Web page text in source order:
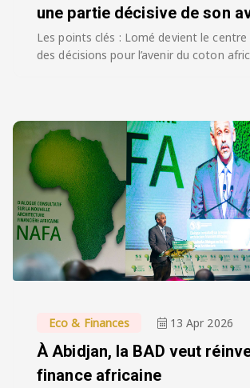
une partie décisive de son
Les points clés : Lomé devient le
des décisions pour l’avenir du coton
Eco & Finances 13 Apr 2026
À Abidjan, la BAD veut
finance africaine